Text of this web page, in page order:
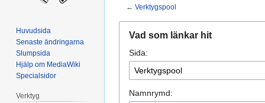
← Verktygspool
navigering
sök
Vad som länkar hit
Sida:
Namnrymd:
Huvudsida
Senaste ändringarna
Slumpsida
Hjälp om MediaWiki
Specialsidor
Verktyg